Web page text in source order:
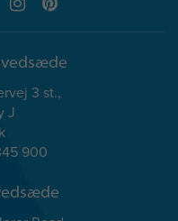
3 st.,
J
900